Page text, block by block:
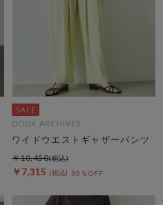
DOUX ARCHIVES
ワイドウエストギャザーパンツ
￥7,315 30％OFF
￥10,450